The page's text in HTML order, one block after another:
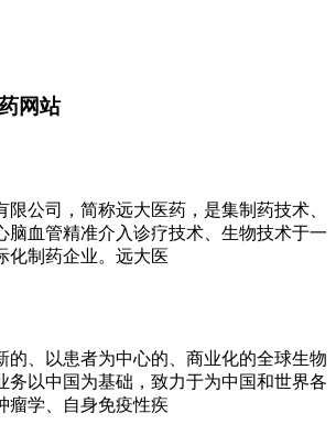
网站
限公司，简称远大医药，是集制药技术、
脑血管精准介入诊疗技术、生物技术于一
化制药企业。远大医
的、以患者为中心的、商业化的全球生物
务以中国为基础，致力于为中国和世界各
瘤学、自身免疫性疾